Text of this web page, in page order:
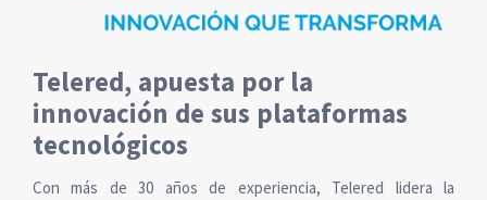
Telered, apuesta por la
innovación de sus plataformas
tecnológicos
Con más de 30 años de experiencia, Telered lidera la